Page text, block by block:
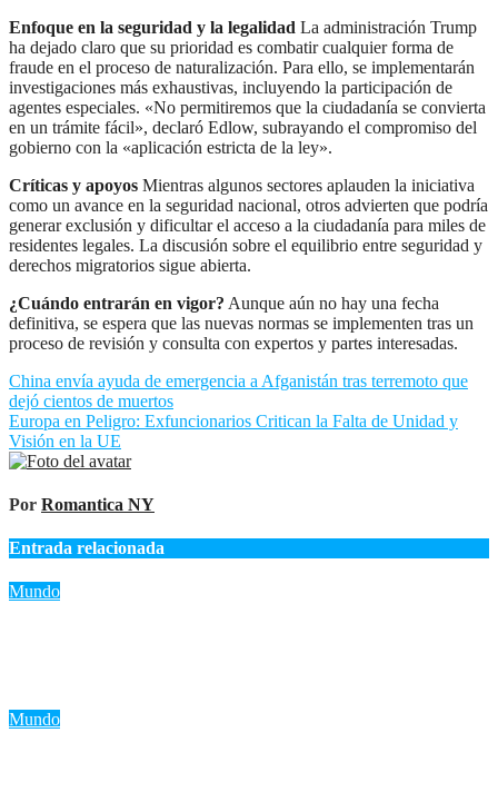
Enfoque en la seguridad y la legalidad La administración Trump
ha dejado claro que su prioridad es combatir cualquier forma de
fraude en el proceso de naturalización. Para ello, se implementarán
investigaciones más exhaustivas, incluyendo la participación de
agentes especiales. «No permitiremos que la ciudadanía se convierta
en un trámite fácil», declaró Edlow, subrayando el compromiso del
gobierno con la «aplicación estricta de la ley».
Críticas y apoyos Mientras algunos sectores aplauden la iniciativa
como un avance en la seguridad nacional, otros advierten que podría
generar exclusión y dificultar el acceso a la ciudadanía para miles de
residentes legales. La discusión sobre el equilibrio entre seguridad y
derechos migratorios sigue abierta.
¿Cuándo entrarán en vigor? Aunque aún no hay una fecha
definitiva, se espera que las nuevas normas se implementen tras un
proceso de revisión y consulta con expertos y partes interesadas.
Navegación
de
entradas
China envía ayuda de emergencia a Afganistán tras terremoto que
dejó cientos de muertos
Europa en Peligro: Exfuncionarios Critican la Falta de Unidad y
Visión en la UE
Por Romantica NY
Entrada relacionada
Mundo
Mundo